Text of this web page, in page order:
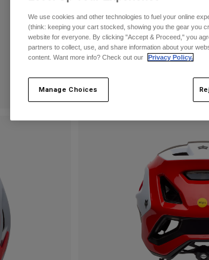
We use cookies and other technologies to fuel your online
(think: keeping your cart stocked, showing you the gear you
website for everyone. By clicking "Accept & Proceed," you
partners to collect, use, and share information about your
content. Want more info? Check out our
Privacy Policy.
Manage Choices